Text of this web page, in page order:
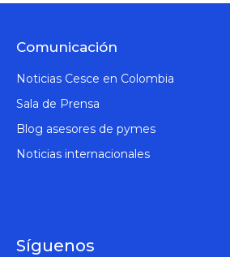
Comunicación
Noticias Cesce en Colombia
Sala de Prensa
Blog asesores de pymes
Noticias internacionales
Síguenos